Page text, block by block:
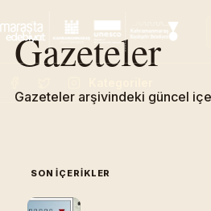
Gazeteler
Gazeteler arşivindeki güncel
SON IÇERIKLER